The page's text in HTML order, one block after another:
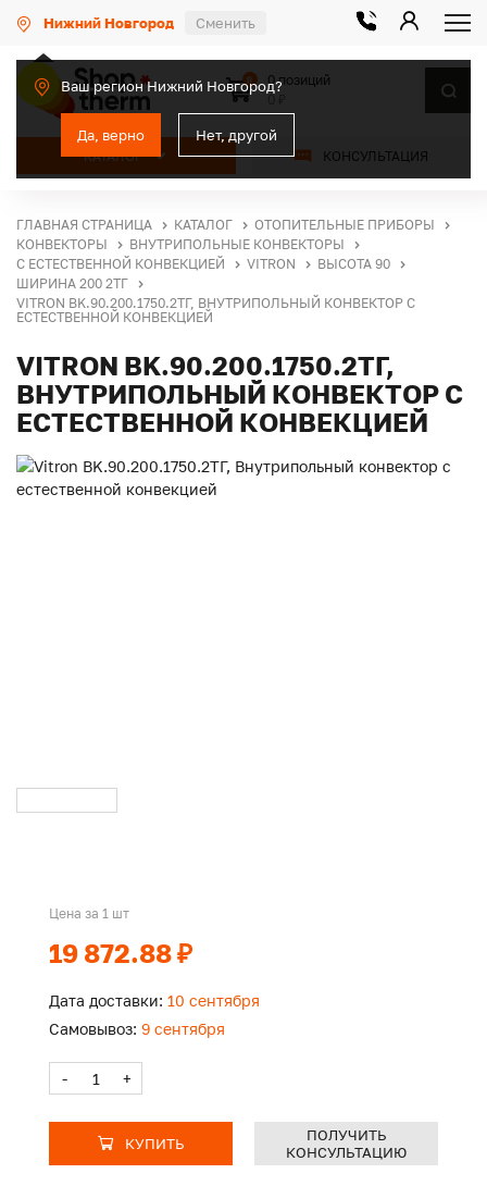
Нижний Новгород Сменить
Ваш регион Нижний Новгород?
Да, верно Нет, другой
КАТАЛОГ КОНСУЛЬТАЦИЯ
0
0 позиций
ГЛАВНАЯ СТРАНИЦА КАТАЛОГ
ОТОПИТЕЛЬНЫЕ ПРИБОРЫ
КОНВЕКТОРЫ
ВНУТРИПОЛЬНЫЕ КОНВЕКТОРЫ
С ЕСТЕСТВЕННОЙ КОНВЕКЦИЕЙ
VITRON
ВЫСОТА 90
ШИРИНА 200 2ТГ
VITRON BK.90.200.1750.2ТГ, ВНУТРИПОЛЬНЫЙ КОНВЕКТОР С
ЕСТЕСТВЕННОЙ КОНВЕКЦИЕЙ
VITRON BK.90.200.1750.2ТГ,
ВНУТРИПОЛЬНЫЙ КОНВЕКТОР С
ЕСТЕСТВЕННОЙ КОНВЕКЦИЕЙ
Цена за 1 шт
19 872.88 ₽
Дата доставки: 10 сентября
Самовывоз: 9 сентября
- +
КУПИТЬ
ПОЛУЧИТЬ
КОНСУЛЬТАЦИЮ